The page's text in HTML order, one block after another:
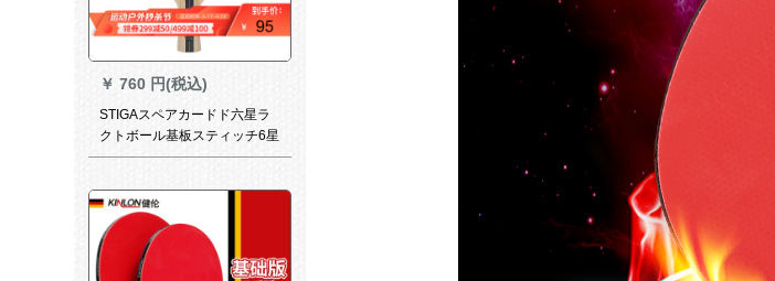
￥ 760 円(税込)
STIGAスペアカードド六星ラ
クトボール基板スティッチ6星
制ラッケト両面テップスカー